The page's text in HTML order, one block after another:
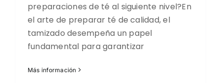
preparaciones de té al siguiente nivel?En
el arte de preparar té de calidad, el
tamizado desempeña un papel
fundamental para garantizar
Más información